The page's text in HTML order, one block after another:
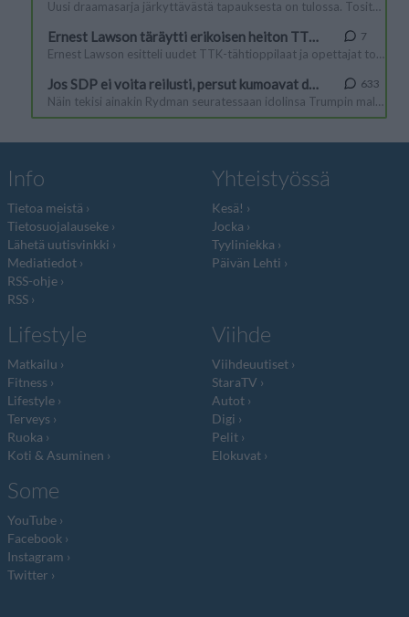
Info
Tietoa meistä
Tietosuojalauseke
Lähetä uutisvinkki
Mediatiedot
RSS-ohje
RSS
Yhteistyössä
Kesä!
Jocka
Tyyliniekka
Päivän Lehti
Lifestyle
Matkailu
Fitness
Lifestyle
Terveys
Ruoka
Koti & Asuminen
Viihde
Viihdeuutiset
StaraTV
Autot
Digi
Pelit
Elokuvat
Some
YouTube
Facebook
Instagram
Twitter